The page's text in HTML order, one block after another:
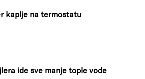
kaplje na termostatu
ide sve manje tople vode